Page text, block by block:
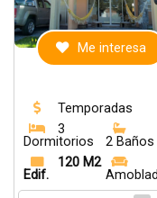
Me interesa
Temporadas
3
Dormitorios
2 Baños
120 M2
Edif.